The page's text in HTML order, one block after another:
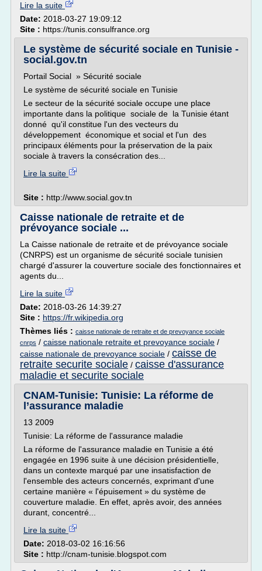
Lire la suite
Date: 2018-03-27 19:09:12
Site : https://tunis.consulfrance.org
Le système de sécurité sociale en Tunisie -
social.gov.tn
Portail Social » Sécurité sociale
Le système de sécurité sociale en Tunisie
Le secteur de la sécurité sociale occupe une place
importante dans la politique sociale de la Tunisie étant
donné qu'il constitue l'un des vecteurs du
développement économique et social et l'un des
principaux éléments pour la préservation de la paix
sociale à travers la consécration des...
Lire la suite
Site : http://www.social.gov.tn
Caisse nationale de retraite et de
prévoyance sociale ...
La Caisse nationale de retraite et de prévoyance sociale
(CNRPS) est un organisme de sécurité sociale tunisien
chargé d'assurer la couverture sociale des fonctionnaires et
agents du...
Lire la suite
Date: 2018-03-26 14:39:27
Site : https://fr.wikipedia.org
Thèmes liés : caisse nationale de retraite et de prevoyance sociale
cnrps / caisse nationale retraite et prevoyance sociale /
caisse nationale de prevoyance sociale / caisse de
retraite securite sociale / caisse d'assurance
maladie et securite sociale
CNAM-Tunisie: Tunisie: La réforme de
l’assurance maladie
13 2009
Tunisie: La réforme de l'assurance maladie
La réforme de l'assurance maladie en Tunisie a été
engagée en 1996 suite à une décision présidentielle,
dans un contexte marqué par une insatisfaction de
l'ensemble des acteurs concernés, exprimant d'une
certaine manière « l'épuisement » du système de
couverture maladie. En effet, après avoir, des années
durant, concentré...
Lire la suite
Date: 2018-03-02 16:16:56
Site : http://cnam-tunisie.blogspot.com